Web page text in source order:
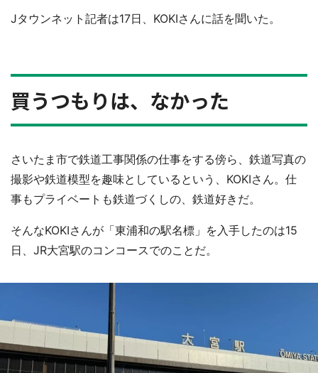
Jタウンネット記者は17日、KOKIさんに話を聞いた。
買うつもりは、なかった
さいたま市で鉄道工事関係の仕事をする傍ら、鉄道写真の
撮影や鉄道模型を趣味としているという、KOKIさん。仕
事もプライベートも鉄道づくしの、鉄道好きだ。
そんなKOKIさんが「東浦和の駅名標」を入手したのは15
日、JR大宮駅のコンコースでのことだ。